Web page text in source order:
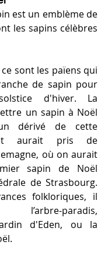
est un emblème de
les sapins célèbres
sont les païens qui
de sapin pour
d'hiver. La
un sapin à Noël
dérivé de cette
aurait pris de
où on aurait
sapin de Noël
de Strasbourg.
folkloriques, il
l’arbre-paradis,
d'Eden, ou la